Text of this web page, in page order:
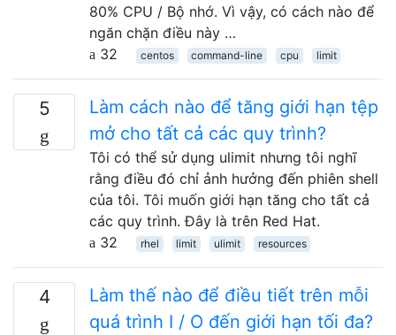
80% CPU / Bộ nhớ. Vì vậy, có cách nào để
ngăn chặn điều này …
32
centos command-line cpu limit
5
Làm cách nào để tăng giới hạn tệp
mở cho tất cả các quy trình?
Tôi có thể sử dụng ulimit nhưng tôi nghĩ
rằng điều đó chỉ ảnh hưởng đến phiên shell
của tôi. Tôi muốn giới hạn tăng cho tất cả
các quy trình. Đây là trên Red Hat.
32
rhel limit ulimit resources
4
Làm thế nào để điều tiết trên mỗi
quá trình I / O đến giới hạn tối đa?